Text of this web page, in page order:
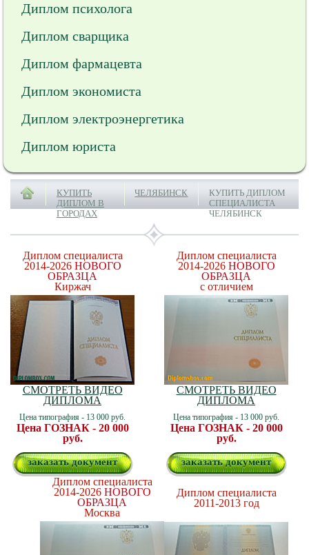
Диплом психолога
Диплом сварщика
Диплом фармацевта
Диплом экономиста
Диплом электроэнергетика
Диплом юриста
КУПИТЬ
ДИПЛОМ В
ГОРОДАХ
ЧЕЛЯБИНСК
КУПИТЬ ДИПЛОМ
СПЕЦИАЛИСТА
ЧЕЛЯБИНСК
Диплом специалиста
2014-2026 НОВОГО
ОБРАЗЦА
Киржач
СМОТРЕТЬ ВИДЕО
ДИПЛОМА
Цена типография - 13 000 руб.
Цена ГОЗНАК - 20 000
руб.
заказать документ
Диплом специалиста
2014-2026 НОВОГО
ОБРАЗЦА
с отличием
СМОТРЕТЬ ВИДЕО
ДИПЛОМА
Цена типография - 13 000 руб.
Цена ГОЗНАК - 20 000
руб.
заказать документ
Диплом специалиста
2014-2026 НОВОГО
ОБРАЗЦА
Москва
Диплом специалиста
2011-2013 год